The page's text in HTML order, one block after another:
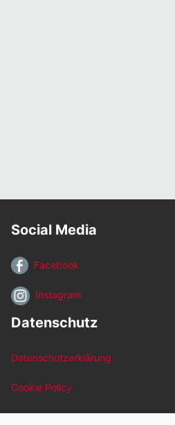
Social Media
Facebook
Instagram
Datenschutz
Datenschutzerklärung
Cookie Policy